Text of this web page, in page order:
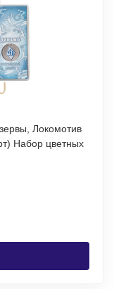
Локомотив
Набор цветных